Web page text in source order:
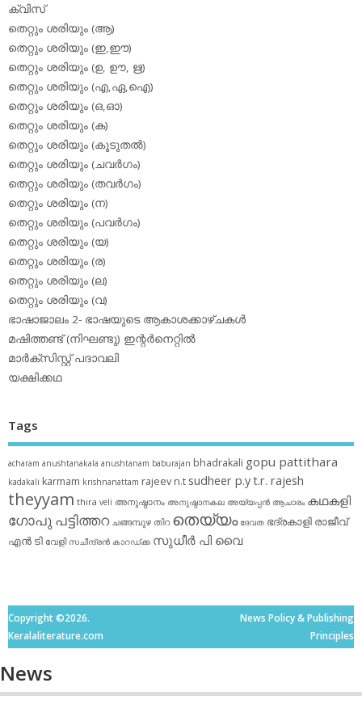
ക്വിസ്
തെറ്റും ശരിയും (ആ)
തെറ്റും ശരിയും (ഇ,ഈ)
തെറ്റും ശരിയും (ഉ, ഊ, ഋ)
തെറ്റും ശരിയും (എ,ഏ,ഐ)
തെറ്റും ശരിയും (ഒ,ഓ)
തെറ്റും ശരിയും (ക)
തെറ്റും ശരിയും (കൂടുതല്‍)
തെറ്റും ശരിയും (ചവര്‍ഗം)
തെറ്റും ശരിയും (തവര്‍ഗം)
തെറ്റും ശരിയും (ന)
തെറ്റും ശരിയും (പവര്‍ഗം)
തെറ്റും ശരിയും (യ)
തെറ്റും ശരിയും (ര)
തെറ്റും ശരിയും (ല)
തെറ്റും ശരിയും (വ)
ഭാഷാജാലം 2- ഭാഷയുടെ ആകാശക്കാഴ്ചകള്‍
മഷിത്തണ്ട് (നിഘണ്ടു) ഇന്റര്‍നെറ്റില്‍
മാര്‍ക്‌സിസ്റ്റ് പദാവലി
യക്ഷിക്കഥ
Tags
acharam anushtanakala anushtanam baburajan bhadrakali gopu pattithara
kadakali karmam krishnanattam rajeev n.t sudheer p.yt.r. rajesh
theyyam thira veli അനുഷ്ഠാനം അനുഷ്ഠാനകല അയ്യപ്പന്‍ ആചാരം കഥകളി
ഗോപു പട്ടിത്തറ ചങ്ങമ്പുഴ തിറ തെയ്യം ദേവത ഭദ്രകാളി രാജീവ്
എൻ ടി വേളി സചീന്ദ്രന്‍ കാറഡ്ക്ക സുധീര്‍ പി വൈ
Copyright ©2026.
Keralaliterature.com
News Policy & Publishing
Principles
News